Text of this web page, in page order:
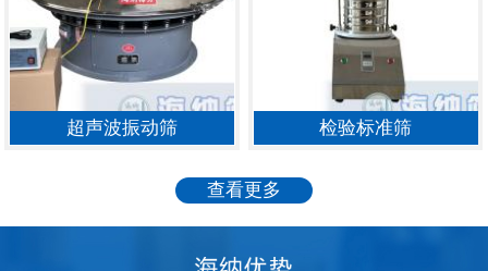
超声波振动筛 检验标准筛
查看更多